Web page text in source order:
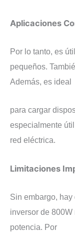
Aplicaciones
Por lo tanto, es
pequeños.
Además, es ideal
para cargar
especialmente
red eléctrica.
Limitaciones
Sin embargo,
inversor de
potencia. Por